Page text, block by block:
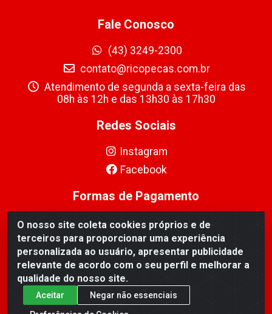
O nosso site coleta cookies próprios e de
terceiros para proporcionar uma experiência
personalizada ao usuário, apresentar publicidade
relevante de acordo com o seu perfil e melhorar a
qualidade do nosso site.
Aceitar
Negar não essenciais
Fale Conosco
(43) 3249-2300
contato@ricopecas.com.br
Atendimento de segunda a sexta-feira das
08h às 12h e das 13h30 às 17h30
Redes Sociais
Instagram
Facebook
Formas de Pagamento
Ricopeças Comércio de componentes Eletrônicos Ltda -
Rua Alicio Francisco Mafra, 968 - Jardim Taroba,
Cambé/PR - CEP 86.191-390 - CNPJ 06.241.208/0001-
89